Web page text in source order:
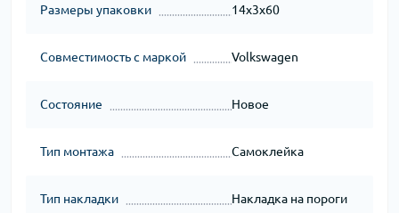
Размеры упаковки 14x3x60
Совместимость с маркой Volkswagen
Состояние Новое
Тип монтажа Самоклейка
Тип накладки Накладка на пороги